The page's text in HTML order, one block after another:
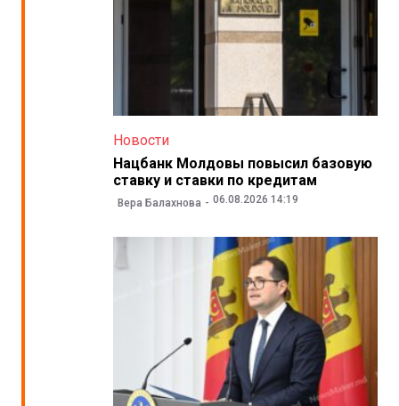
Новости
Нацбанк Молдовы повысил базовую
ставку и ставки по кредитам
Вера Балахнова 06.08.2026 14:19